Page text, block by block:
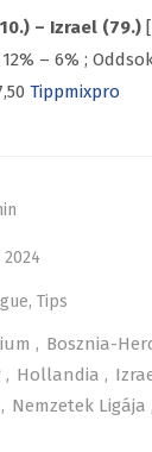
– Izrael (79.)
– 6% ;
Tippmixpro
, Tips
, Bosznia-
, Hollandia ,
, Nemzetek Ligája